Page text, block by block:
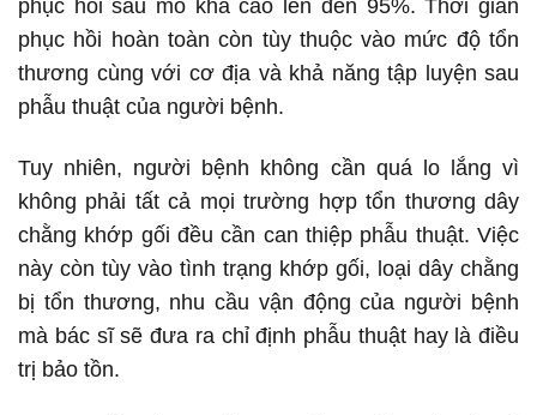
phục hồi sau mổ khá cao lên đến 95%. Thời gian
phục hồi hoàn toàn còn tùy thuộc vào mức độ tổn
thương cùng với cơ địa và khả năng tập luyện sau
phẫu thuật của người bệnh.
Tuy nhiên, người bệnh không cần quá lo lắng vì
không phải tất cả mọi trường hợp tổn thương dây
chằng khớp gối đều cần can thiệp phẫu thuật. Việc
này còn tùy vào tình trạng khớp gối, loại dây chằng
bị tổn thương, nhu cầu vận động của người bệnh
mà bác sĩ sẽ đưa ra chỉ định phẫu thuật hay là điều
trị bảo tồn.